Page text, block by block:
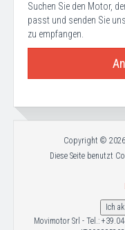
Suchen Sie den Motor,
passt und senden Sie
zu empfangen.
Copyright © 2026
Diese Seite benutzt
Ich
Movimotor Srl - Tel.: